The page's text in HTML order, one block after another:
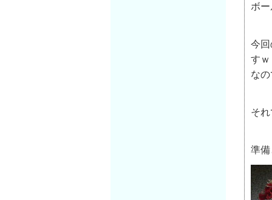
ボ
今
すｗ
な
そ
準